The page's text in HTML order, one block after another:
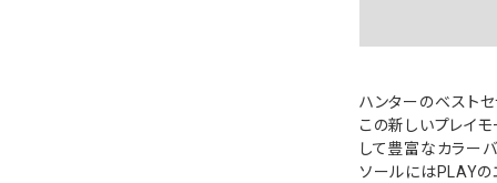
ハンターのベストセ
この新しいプレイ
して豊富なカラー
ソールにはPLAYの